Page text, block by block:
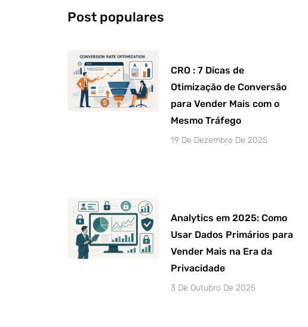
Post populares
CRO : 7 Dicas de
Otimização de Conversão
para Vender Mais com o
Mesmo Tráfego
19 De Dezembro De 2025
Analytics em 2025: Como
Usar Dados Primários para
Vender Mais na Era da
Privacidade
3 De Outubro De 2025